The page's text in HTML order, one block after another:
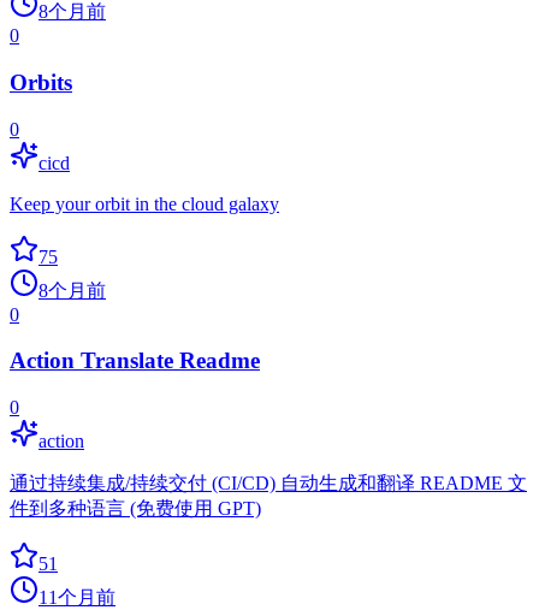
8个月前
0
Orbits
0
cicd
Keep your orbit in the cloud galaxy
75
8个月前
0
Action Translate Readme
0
action
通过持续集成/持续交付 (CI/CD) 自动生成和翻译 README 文
件到多种语言 (免费使用 GPT)
51
11个月前